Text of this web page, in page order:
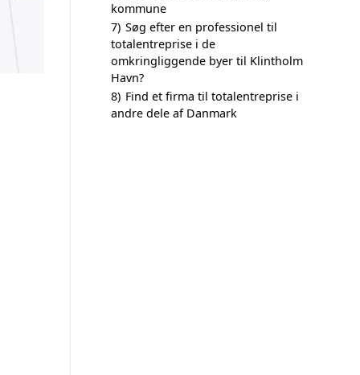
kommune
7) Søg efter en professionel til
totalentreprise i de
omkringliggende byer til Klintholm
Havn?
8) Find et firma til totalentreprise i
andre dele af Danmark